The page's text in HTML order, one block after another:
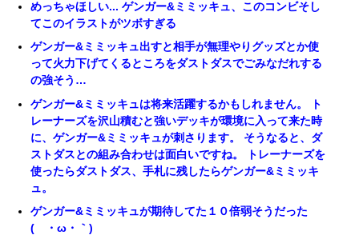
めっちゃほしい... ゲンガー&ミミッキュ、このコンビそし
てこのイラストがツボすぎる
ゲンガー&ミミッキュ出すと相手が無理やりグッズとか使
って火力下げてくるところをダストダスでごみなだれする
の強そう…
ゲンガー&ミミッキュは将来活躍するかもしれません。 ト
レーナーズを沢山積むと強いデッキが環境に入って来た時
に、ゲンガー&ミミッキュが刺さります。 そうなると、ダ
ストダスとの組み合わせは面白いですね。 トレーナーズを
使ったらダストダス、手札に残したらゲンガー&ミミッキ
ュ。
ゲンガー&ミミッキュが期待してた１０倍弱そうだった
(´・ω・｀)